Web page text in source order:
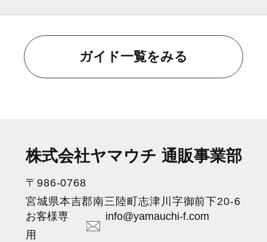
ガイド一覧をみる
株式会社ヤマウチ 通販事業部
〒986-0768
宮城県本吉郡南三陸町志津川字御前下20-6
お客様専
用
info@yamauchi-f.com